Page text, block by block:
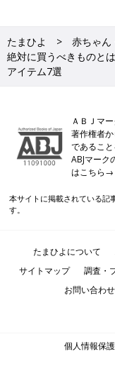
たまひよ 赤ちゃん
絶対に買うべきものと
アイテム7選
ＡＢＪマ
著作権者
であるこ
ABJマーク
はこち
本サイトに掲載されている記
す。
たまひよについて
サイトマップ
調査・
お問い合わせ
個人情報保